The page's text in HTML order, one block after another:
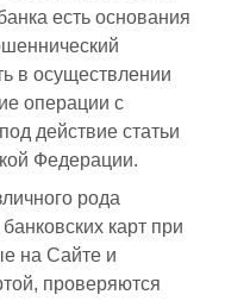
есть основания
в осуществлении
операции с
действие статьи
Федерации.
рода
карт при
на Сайте и
проверяются